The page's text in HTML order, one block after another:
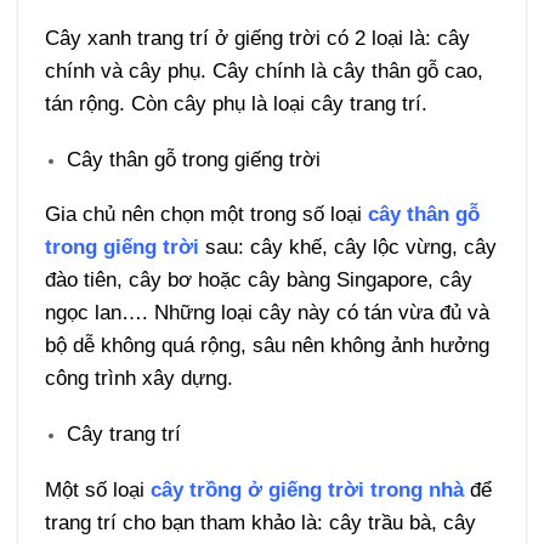
Cây xanh trang trí ở giếng trời có 2 loại là: cây
chính và cây phụ. Cây chính là cây thân gỗ cao,
tán rộng. Còn cây phụ là loại cây trang trí.
Cây thân gỗ trong giếng trời
Gia chủ nên chọn một trong số loại cây thân gỗ
trong giếng trời sau: cây khế, cây lộc vừng, cây
đào tiên, cây bơ hoặc cây bàng Singapore, cây
ngọc lan…. Những loại cây này có tán vừa đủ và
bộ dễ không quá rộng, sâu nên không ảnh hưởng
công trình xây dựng.
Cây trang trí
Một số loại cây trồng ở giếng trời trong nhàđể
trang trí cho bạn tham khảo là: cây trầu bà, cây